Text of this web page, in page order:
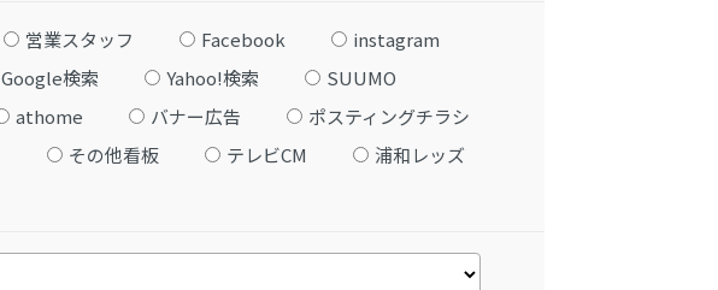
営業スタッフ Facebook
instagram
Google検索 Yahoo!検索
SUUMO
athome バナー広告
ポスティングチラシ
その他看板 テレビCM
浦和レッズ